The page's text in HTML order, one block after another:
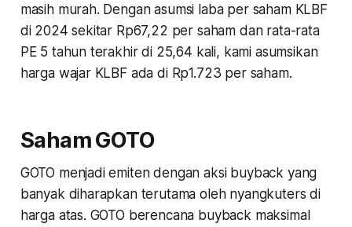
masih murah. Dengan asumsi laba per saham KLBF
di 2024 sekitar Rp67,22 per saham dan rata-rata
PE 5 tahun terakhir di 25,64 kali, kami asumsikan
harga wajar KLBF ada di Rp1.723 per saham.
Saham GOTO
GOTO menjadi emiten dengan aksi buyback yang
banyak diharapkan terutama oleh nyangkuters di
harga atas. GOTO berencana buyback maksimal